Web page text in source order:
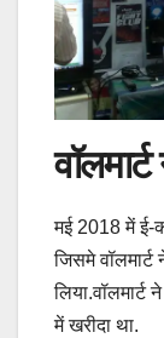
मई 2018 में ई-
जिसमे वॉलमार्ट
लिया.वॉलमार्ट
में खरीदा था.